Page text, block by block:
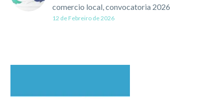
comercio local, convocatoria 2026
12 de Febreiro de 2026